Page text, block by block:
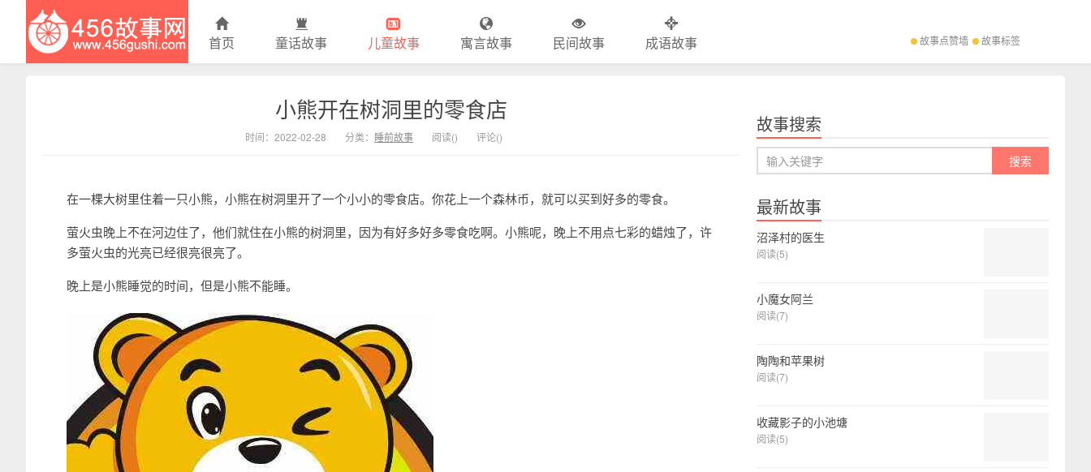
首页 童话故事 儿童故事 寓言故事 民间故事 成语故事 故事点赞墙 故事标签
小熊开在树洞里的零食店
时间：2022-02-28 分类： 睡前故事 阅读() 评论()
在一棵大树里住着一只小熊，小熊在树洞里开了一个小小的零食店。你花上一个森林币，就可以买到好多的零食。
萤火虫晚上不在河边住了，他们就住在小熊的树洞里，因为有好多好多零食吃啊。小熊呢，晚上不用点七彩的蜡烛了，许
多萤火虫的光亮已经很亮很亮了。
晚上是小熊睡觉的时间，但是小熊不能睡。
故事搜索
最新故事
沼泽村的医生
阅读(5)
小魔女阿兰
阅读(7)
陶陶和苹果树
阅读(7)
收藏影子的小池塘
阅读(5)